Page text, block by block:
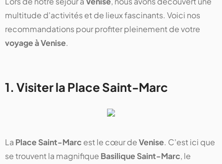
multitude d'activités et de lieux fascinants. Voici nos
recommandations pour profiter pleinement de votre
voyage à Venise.
1. Visiter la Place Saint-Marc
La Place Saint-Marc est le cœur deVenise. C'est ici que
se trouvent la magnifique Basilique Saint-Marc, le